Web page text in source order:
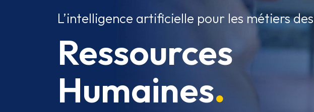
L’intelligence artificielle pour les métiers des
Ressources
Humaines